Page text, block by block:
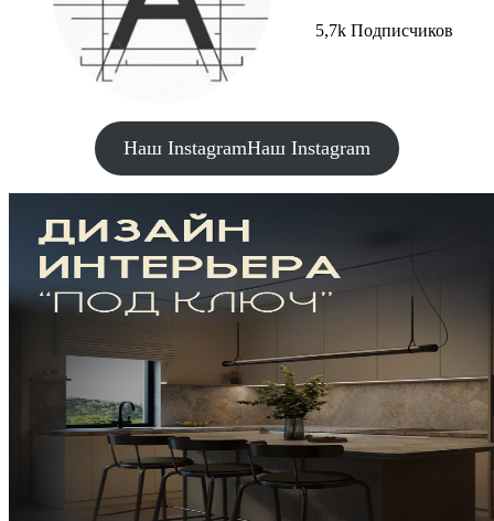
5,7k Подписчиков
Наш InstagramНаш Instagram